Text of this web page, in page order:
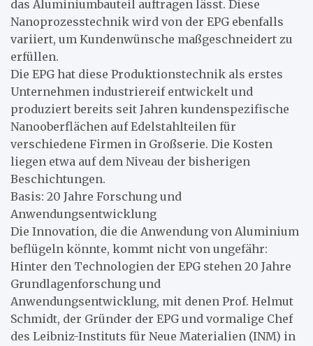
das Aluminiumbauteil auftragen lässt. Diese
Nanoprozesstechnik wird von der EPG ebenfalls
variiert, um Kundenwünsche maßgeschneidert zu
erfüllen.
Die EPG hat diese Produktionstechnik als erstes
Unternehmen industriereif entwickelt und
produziert bereits seit Jahren kundenspezifische
Nanooberflächen auf Edelstahlteilen für
verschiedene Firmen in Großserie. Die Kosten
liegen etwa auf dem Niveau der bisherigen
Beschichtungen.
Basis: 20 Jahre Forschung und
Anwendungsentwicklung
Die Innovation, die die Anwendung von Aluminium
beflügeln könnte, kommt nicht von ungefähr:
Hinter den Technologien der EPG stehen 20 Jahre
Grundlagenforschung und
Anwendungsentwicklung, mit denen Prof. Helmut
Schmidt, der Gründer der EPG und vormalige Chef
des Leibniz-Instituts für Neue Materialien (INM) in